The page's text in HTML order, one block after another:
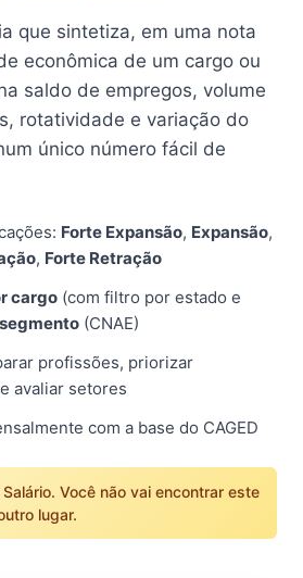
que sintetiza, em uma nota
econômica de um cargo ou
saldo de empregos, volume
rotatividade e variação do
único número fácil de
Forte Expansão, Expansão,
, Forte Retração
cargo (com filtro por estado e
(CNAE)
profissões, priorizar
avaliar setores
com a base do CAGED
Você não vai encontrar este
lugar.